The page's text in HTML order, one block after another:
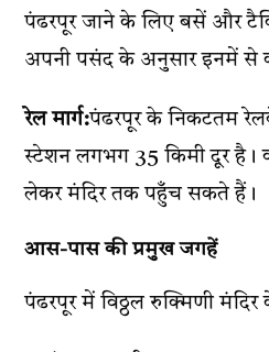
पंढरपूर जाने के लिए बसें और
अपनी पसंद के अनुसार इनमें से
रेल मार्ग:पंढरपूर के निकटतम
स्टेशन लगभग 35 किमी दूर है।
लेकर मंदिर तक पहुँच सकते हैं।
आस-पास की प्रमुख जगहें
पंढरपूर में विठ्ठल रुक्मिणी